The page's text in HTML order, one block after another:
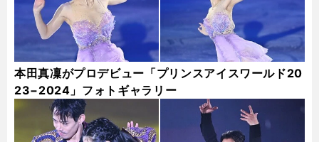
本田真凜がプロデビュー「プリンスアイスワールド20
23−2024」フォトギャラリー